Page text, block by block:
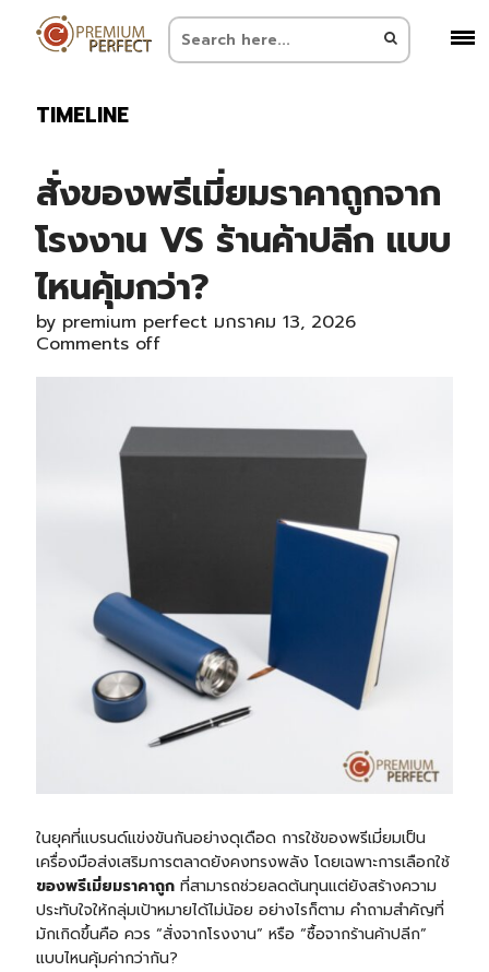
TIMELINE
สั่งของพรีเมี่ยมราคาถูกจาก
โรงงาน VS ร้านค้าปลีก แบบ
ไหนคุ้มกว่า?
by premium perfect มกราคม 13, 2026
Comments off
ในยุคที่แบรนด์แข่งขันกันอย่างดุเดือด การใช้ของพรีเมี่ยมเป็น
เครื่องมือส่งเสริมการตลาดยังคงทรงพลัง โดยเฉพาะการเลือกใช้
ของพรีเมี่ยมราคาถูกที่สามารถช่วยลดต้นทุนแต่ยังสร้างความ
ประทับใจให้กลุ่มเป้าหมายได้ไม่น้อย อย่างไรก็ตาม คำถามสำคัญที่
มักเกิดขึ้นคือ ควร “สั่งจากโรงงาน” หรือ “ซื้อจากร้านค้าปลีก”
แบบไหนคุ้มค่ากว่ากัน?